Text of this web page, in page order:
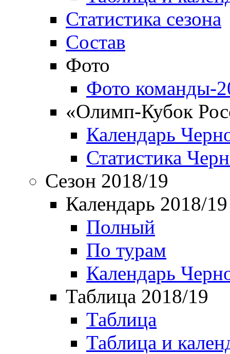
Статистика сезона
Состав
Фото
Фото команды-
«Олимп-Кубок
Календарь
Статистика
Сезон 2018/19
Календарь 2018/19
Полный
По турам
Календарь
Таблица 2018/19
Таблица
Таблица и